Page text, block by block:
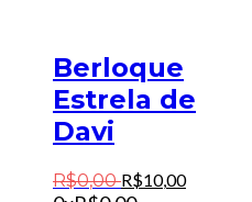
Berloque
Estrela de
Davi
R$0,00 R$10,00